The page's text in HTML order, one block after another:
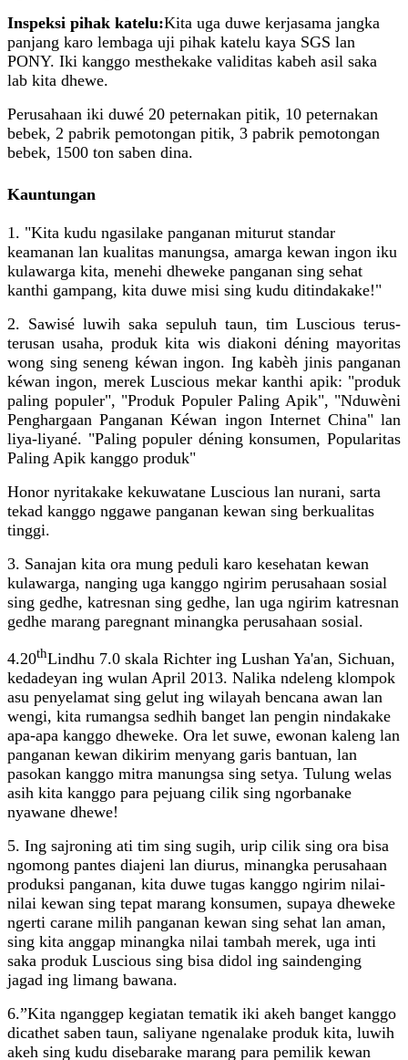
Inspeksi pihak katelu:Kita uga duwe kerjasama jangka
panjang karo lembaga uji pihak katelu kaya SGS lan
PONY. Iki kanggo mesthekake validitas kabeh asil saka
lab kita dhewe.
Perusahaan iki duwé 20 peternakan pitik, 10 peternakan
bebek, 2 pabrik pemotongan pitik, 3 pabrik pemotongan
bebek, 1500 ton saben dina.
Kauntungan
1. "Kita kudu ngasilake panganan miturut standar
keamanan lan kualitas manungsa, amarga kewan ingon iku
kulawarga kita, menehi dheweke panganan sing sehat
kanthi gampang, kita duwe misi sing kudu ditindakake!"
2. Sawisé luwih saka sepuluh taun, tim Luscious terus-
terusan usaha, produk kita wis diakoni déning mayoritas
wong sing seneng kéwan ingon. Ing kabèh jinis panganan
kéwan ingon, merek Luscious mekar kanthi apik: "produk
paling populer", "Produk Populer Paling Apik", "Nduwèni
Penghargaan Panganan Kéwan ingon Internet China" lan
liya-liyané. "Paling populer déning konsumen, Popularitas
Paling Apik kanggo produk"
Honor nyritakake kekuwatane Luscious lan nurani, sarta
tekad kanggo nggawe panganan kewan sing berkualitas
tinggi.
3. Sanajan kita ora mung peduli karo kesehatan kewan
kulawarga, nanging uga kanggo ngirim perusahaan sosial
sing gedhe, katresnan sing gedhe, lan uga ngirim katresnan
gedhe marang paregnant minangka perusahaan sosial.
4.20thLindhu 7.0 skala Richter ing Lushan Ya'an, Sichuan,
kedadeyan ing wulan April 2013. Nalika ndeleng klompok
asu penyelamat sing gelut ing wilayah bencana awan lan
wengi, kita rumangsa sedhih banget lan pengin nindakake
apa-apa kanggo dheweke. Ora let suwe, ewonan kaleng lan
panganan kewan dikirim menyang garis bantuan, lan
pasokan kanggo mitra manungsa sing setya. Tulung welas
asih kita kanggo para pejuang cilik sing ngorbanake
nyawane dhewe!
5. Ing sajroning ati tim sing sugih, urip cilik sing ora bisa
ngomong pantes diajeni lan diurus, minangka perusahaan
produksi panganan, kita duwe tugas kanggo ngirim nilai-
nilai kewan sing tepat marang konsumen, supaya dheweke
ngerti carane milih panganan kewan sing sehat lan aman,
sing kita anggap minangka nilai tambah merek, uga inti
saka produk Luscious sing bisa didol ing saindenging
jagad ing limang bawana.
6.”Kita nganggep kegiatan tematik iki akeh banget kanggo
dicathet saben taun, saliyane ngenalake produk kita, luwih
akeh sing kudu disebarake marang para pemilik kewan